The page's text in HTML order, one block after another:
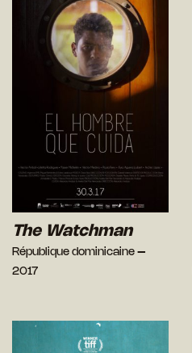
The Watchman
République dominicaine –
2017